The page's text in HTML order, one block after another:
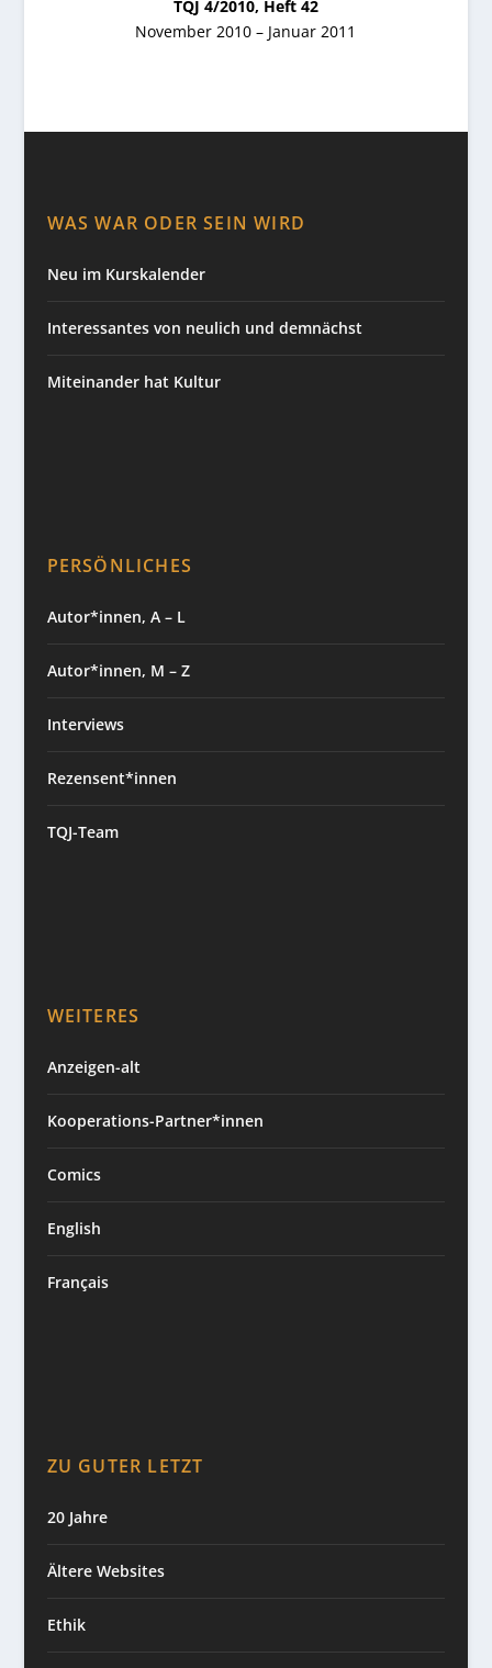
TQJ 4/2010, Heft 42
November 2010 – Januar 2011
WAS WAR ODER SEIN WIRD
Neu im Kurskalender
Interessantes von neulich und demnächst
Miteinander hat Kultur
PERSÖNLICHES
Autor*innen, A – L
Autor*innen, M – Z
Interviews
Rezensent*innen
TQJ-Team
WEITERES
Anzeigen-alt
Kooperations-Partner*innen
Comics
English
Français
ZU GUTER LETZT
20 Jahre
Ältere Websites
Ethik